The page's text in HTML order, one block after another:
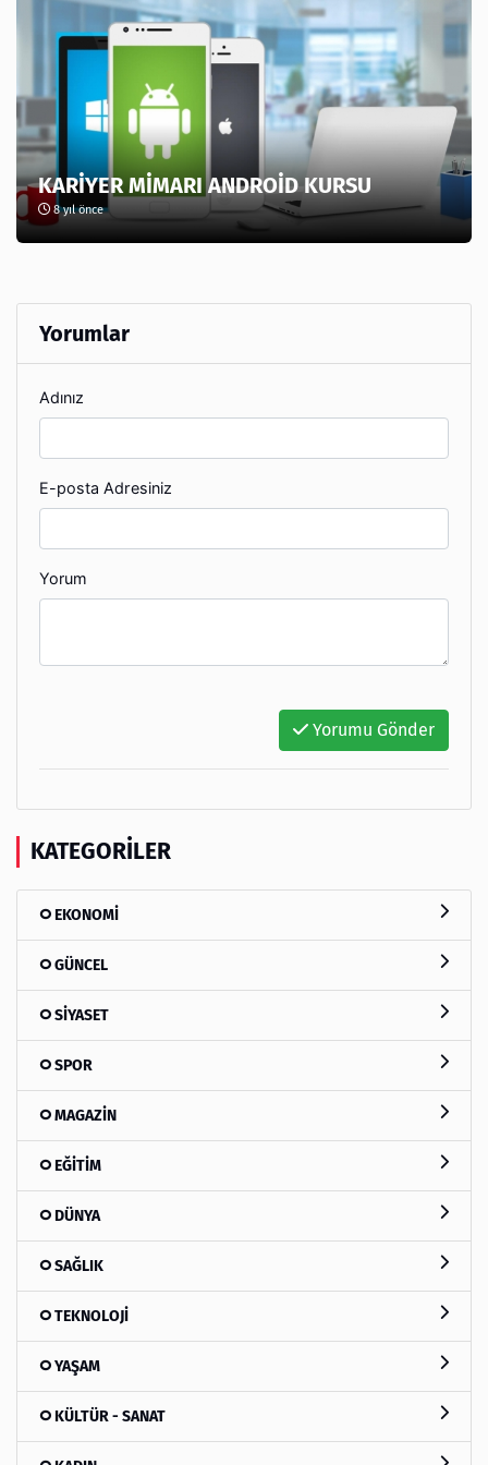
KARİYER MİMARI ANDROİD KURSU
8 yıl önce
Yorumlar
Adınız
E-posta Adresiniz
Yorum
Yorumu Gönder
KATEGORILER
EKONOMİ
GÜNCEL
SİYASET
SPOR
MAGAZİN
EĞİTİM
DÜNYA
SAĞLIK
TEKNOLOJİ
YAŞAM
KÜLTÜR - SANAT